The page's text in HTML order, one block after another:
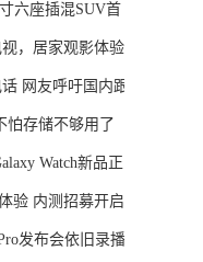
六座插混SUV首
，居家观影体验
网友呼吁国内跟
怕存储不够用了
Watch新品正
验 内测招募开启
发布会依旧录播